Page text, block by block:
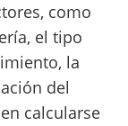
como
el tipo
la
del
calcularse